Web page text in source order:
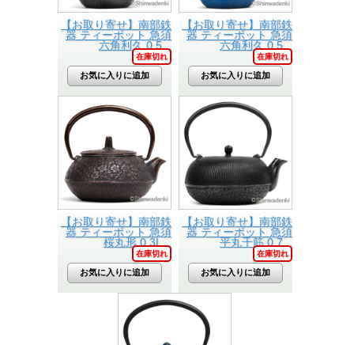
【お取り寄せ】南部鉄
器 ティーポット 急須
六角利久 0.5...
在庫切れ
【お取り寄せ】南部鉄
器 ティーポット 急須
六角利久 0.5...
在庫切れ
【お取り寄せ】南部鉄
器 ティーポット 急須
桜丸形 0.3L...
在庫切れ
【お取り寄せ】南部鉄
器 ティーポット 急須
平丸千筋 0.7...
在庫切れ